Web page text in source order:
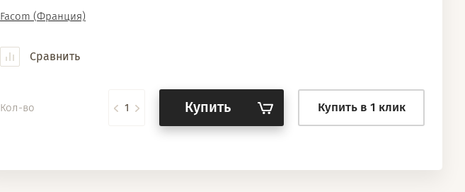
Facom (Франция)
Сравнить
Кол-во Купить Купить в 1 клик